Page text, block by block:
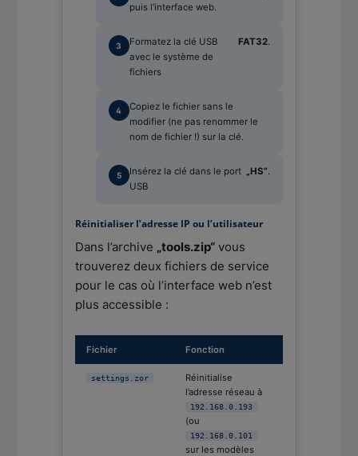
puis l’interface web.
Formatez la clé USB
avec le système de
fichiers
FAT32.
Copiez le fichier sans le
modifier (ne pas renommer le
nom de fichier !) sur la clé.
Insérez la clé dans le port
USB
„HS“.
Réinitialiser l’adresse IP ou l’utilisateur
Dans l’archive „tools.zip“ vous
trouverez deux fichiers de service
pour le cas où l’interface web n’est
plus accessible :
Fichier Fonction
settings.zor
Réinitialise
l’adresse réseau à
192.168.0.193
(ou
192.168.0.101
sur les modèles